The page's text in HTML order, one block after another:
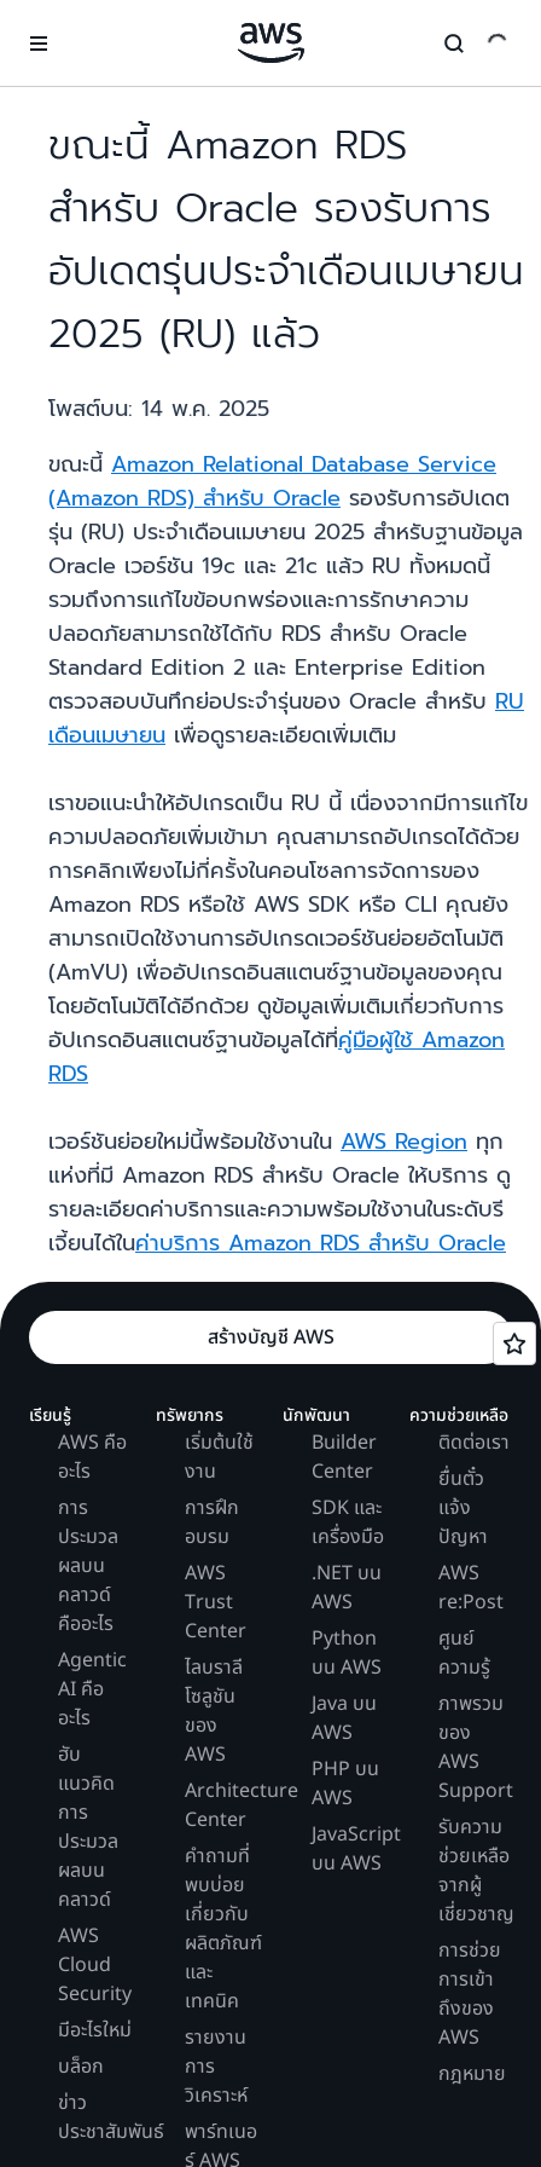
ขณะนี้ Amazon RDS
สำหรับ Oracle รองรับการ
อัปเดตรุ่นประจำเดือนเมษายน
2025 (RU) แล้ว
โพสต์บน: 14 พ.ค. 2025
ขณะนี้ Amazon Relational Database Service
(Amazon RDS) สำหรับ Oracle รองรับการอัปเดต
รุ่น (RU) ประจำเดือนเมษายน 2025 สำหรับฐานข้อมูล
Oracle เวอร์ชัน 19c และ 21c แล้ว RU ทั้งหมดนี้
รวมถึงการแก้ไขข้อบกพร่องและการรักษาความ
ปลอดภัยสามารถใช้ได้กับ RDS สำหรับ Oracle
Standard Edition 2 และ Enterprise Edition
ตรวจสอบบันทึกย่อประจำรุ่นของ Oracle สำหรับ RU
เดือนเมษายน เพื่อดูรายละเอียดเพิ่มเติม
เราขอแนะนำให้อัปเกรดเป็น RU นี้ เนื่องจากมีการแก้ไข
ความปลอดภัยเพิ่มเข้ามา คุณสามารถอัปเกรดได้ด้วย
การคลิกเพียงไม่กี่ครั้งในคอนโซลการจัดการของ
Amazon RDS หรือใช้ AWS SDK หรือ CLI คุณยัง
สามารถเปิดใช้งานการอัปเกรดเวอร์ชันย่อยอัตโนมัติ
(AmVU) เพื่ออัปเกรดอินสแตนซ์ฐานข้อมูลของคุณ
โดยอัตโนมัติได้อีกด้วย ดูข้อมูลเพิ่มเติมเกี่ยวกับการ
อัปเกรดอินสแตนซ์ฐานข้อมูลได้ที่คู่มือผู้ใช้ Amazon
RDS
เวอร์ชันย่อยใหม่นี้พร้อมใช้งานใน AWS Region ทุก
แห่งที่มี Amazon RDS สำหรับ Oracle ให้บริการ ดู
รายละเอียดค่าบริการและความพร้อมใช้งานในระดับรี
เจี้ยนได้ในค่าบริการ Amazon RDS สำหรับ Oracle
สร้างบัญชี AWS
เรียนรู้
AWS คือ
อะไร
การ
ประมวล
ผลบน
คลาวด์
คืออะไร
Agentic
AI คือ
อะไร
ฮับ
แนวคิด
การ
ประมวล
ผลบน
คลาวด์
AWS
Cloud
Security
มีอะไรใหม่
บล็อก
ข่าว
ประชาสัมพันธ์
ทรัพยากร
เริ่มต้นใช้
งาน
การฝึก
อบรม
AWS
Trust
Center
ไลบราลี
โซลูชัน
ของ
AWS
Architecture
Center
คำถามที่
พบบ่อย
เกี่ยวกับ
ผลิตภัณฑ์
และ
เทคนิค
รายงาน
การ
วิเคราะห์
พาร์ทเนอ
นักพัฒนา
Builder
Center
SDK และ
เครื่องมือ
.NET บน
AWS
Python
บน AWS
Java บน
AWS
PHP บน
AWS
JavaScript
บน AWS
ความช่วยเหลือ
ติดต่อเรา
ยื่นตั๋ว
แจ้ง
ปัญหา
AWS
re:Post
ศูนย์
ความรู้
ภาพรวม
ของ
AWS
Support
รับความ
ช่วยเหลือ
จากผู้
เชี่ยวชาญ
การช่วย
การเข้า
ถึงของ
AWS
กฎหมาย